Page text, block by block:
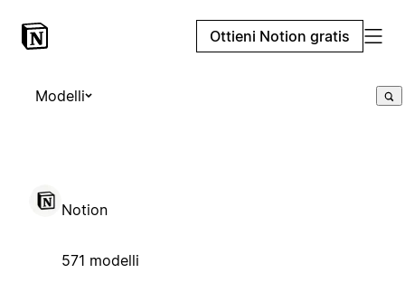
Ottieni Notion gratis
Modelli
Notion
571 modelli